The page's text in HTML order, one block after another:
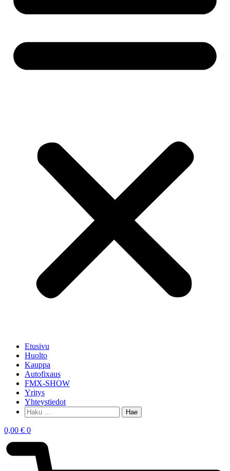
Etusivu
Huolto
Kauppa
Autofixaus
FMX-SHOW
Yritys
Yhteystiedot
0,00 € 0